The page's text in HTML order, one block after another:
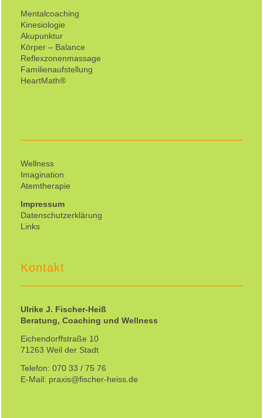
Mentalcoaching
Kinesiologie
Akupunktur
Körper – Balance
Reflexzonenmassage
Familienaufstellung
HeartMath®
Wellness
Imagination
Atemtherapie
Impressum
Datenschutzerklärung
Links
Kontakt
Ulrike J. Fischer-Heiß
Beratung, Coaching und Wellness
Eichendorffstraße 10
71263 Weil der Stadt
Telefon: 070 33 / 75 76
E-Mail: praxis@fischer-heiss.de